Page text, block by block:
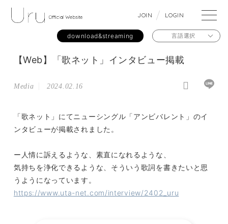
JOI N LOGI N
download&streaming 言語選択
【Web】「歌ネット」インタビュー掲載
Media 2024.02.16
「歌ネット」にてニューシングル「アンビバレント」のイ
ンタビューが掲載されました。
ー人情に訴えるような、素直になれるような、
気持ちを浄化できるような、そういう歌詞を書きたいと思
うようになっています。
https://www.uta-net.com/interview/2402_uru